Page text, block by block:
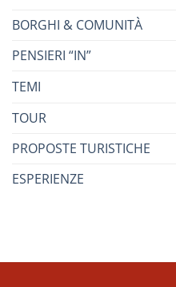
BORGHI & COMUNITÀ
PENSIERI “IN”
TEMI
TOUR
PROPOSTE TURISTICHE
ESPERIENZE